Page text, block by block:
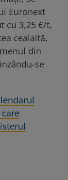
Euronext
cu 3,25 €/t,
cealaltă,
din
se